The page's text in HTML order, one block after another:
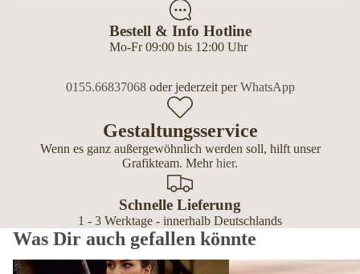
Bestell & Info Hotline
Mo-Fr 09:00 bis 12:00 Uhr
0155.66837068oder jederzeit perWhatsApp
Gestaltungsservice
Wenn es ganz außergewöhnlich werden soll, hilft unser
Grafikteam. Mehrhier.
Schnelle Lieferung
1 - 3 Werktage - innerhalb Deutschlands
Was Dir auch gefallen könnte
Premium Warnwesten personalisiert – mit Reißverschluss, Taschen
Softshell Westen